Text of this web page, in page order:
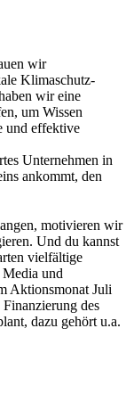
wir
Klimaschutz-
wir eine
um Wissen
und effektive
Unternehmen in
ankommt, den
motivieren wir
Und du kannst
vielfältige
und
Aktionsmonat Juli
des
dazu gehört u.a.